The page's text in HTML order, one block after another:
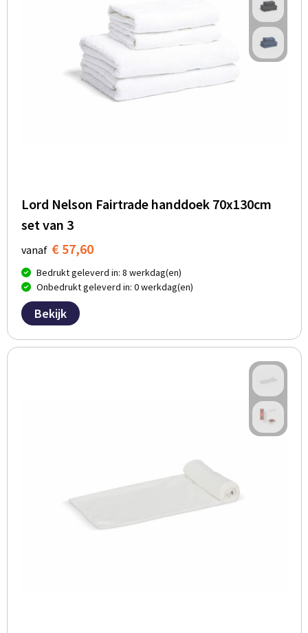
Lord Nelson Fairtrade handdoek 70x130cm
set van 3
vanaf € 57,60
Bedrukt geleverd in: 8 werkdag(en)
Onbedrukt geleverd in: 0 werkdag(en)
Bekijk